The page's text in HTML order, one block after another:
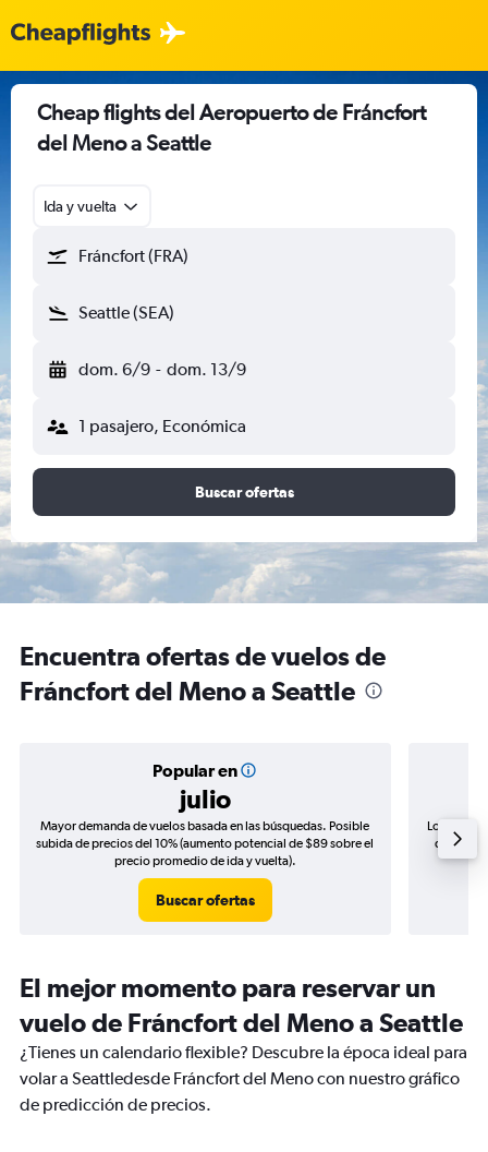
Cheap flights del Aeropuerto de Fráncfort
del Meno a Seattle
Ida y vuelta
Fráncfort (FRA)
Seattle (SEA)
dom. 6/9 - dom. 13/9
1 pasajero, Económica
Buscar ofertas
Encuentra ofertas de vuelos de
Fráncfort del Meno a Seattle
Popular en
julio
Mayor demanda de vuelos basada en las búsquedas. Posible
subida de precios del 10% (aumento potencial de $89 sobre el
precio promedio de ida y vuelta).
Buscar ofertas
Los
de
El mejor momento para reservar un
vuelo de Fráncfort del Meno a Seattle
¿Tienes un calendario flexible? Descubre la época ideal para
volar a Seattledesde Fráncfort del Meno con nuestro gráfico
de predicción de precios.